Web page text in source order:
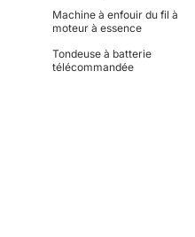
Machine à enfouir du fil à
moteur à essence
Tondeuse à batterie
télécommandée